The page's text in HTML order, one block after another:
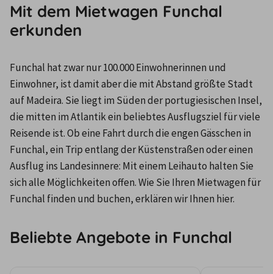
Mit dem Mietwagen Funchal
erkunden
Funchal hat zwar nur 100.000 Einwohnerinnen und
Einwohner, ist damit aber die mit Abstand größte Stadt
auf Madeira. Sie liegt im Süden der portugiesischen Insel,
die mitten im Atlantik ein beliebtes Ausflugsziel für viele
Reisende ist. Ob eine Fahrt durch die engen Gässchen in
Funchal, ein Trip entlang der Küstenstraßen oder einen
Ausflug ins Landesinnere: Mit einem Leihauto halten Sie
sich alle Möglichkeiten offen. Wie Sie Ihren Mietwagen für
Funchal finden und buchen, erklären wir Ihnen hier.
Beliebte Angebote in Funchal